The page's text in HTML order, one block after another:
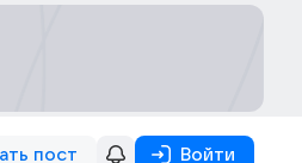
пост Войти